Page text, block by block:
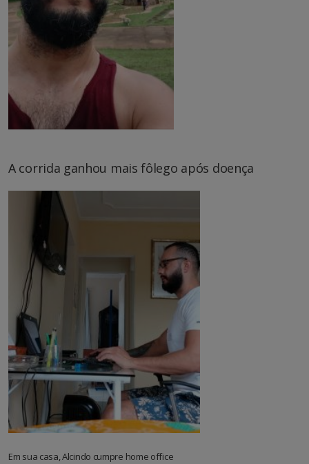
A corrida ganhou mais fôlego após doença
Em sua casa, Alcindo cumpre home office